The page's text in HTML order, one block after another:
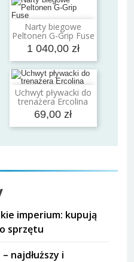
Narty biegowe
Peltonen G-Grip Fuse
1 040,00 zł
Dodaj do koszyka
Uchwyt pływacki do
trenażera Ercolina
69,00 zł
Dodaj do koszyka
imperium: kupują
sprzętu
najdłuższy i